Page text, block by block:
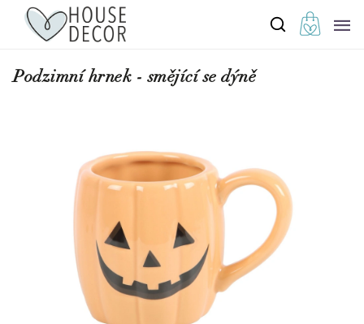
Podzimní hrnek - smějící se dýně